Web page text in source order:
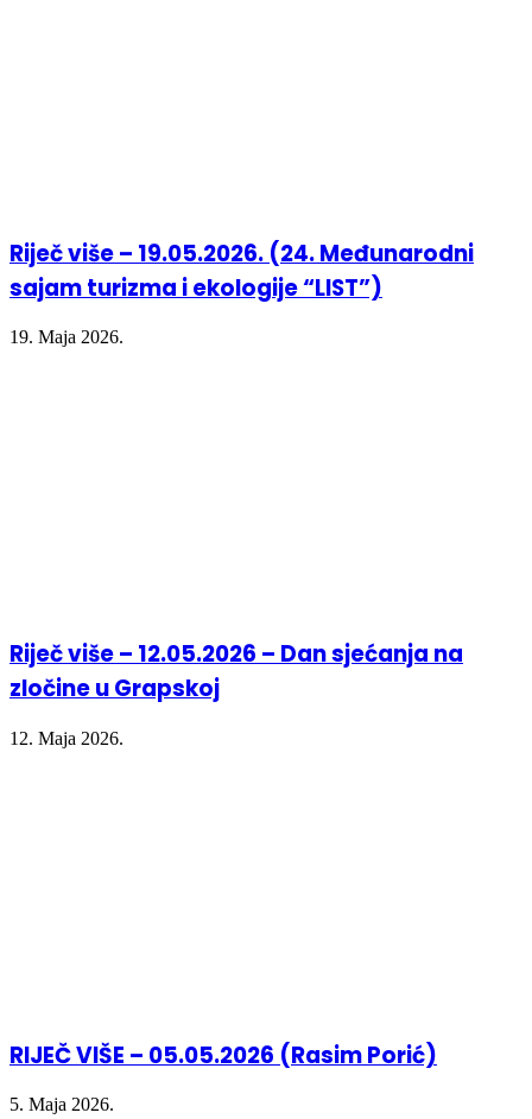
Riječ više – 19.05.2026. (24. Međunarodni
sajam turizma i ekologije “LIST”)
19. Maja 2026.
Riječ više – 12.05.2026 – Dan sjećanja na
zločine u Grapskoj
12. Maja 2026.
RIJEČ VIŠE – 05.05.2026 (Rasim Porić)
5. Maja 2026.